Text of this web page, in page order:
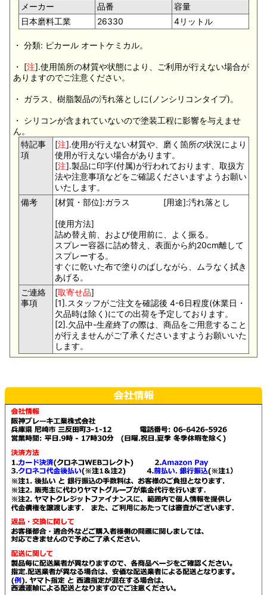
メーカー
品番
容量
日本磨料工業
26330 4リットル
・ 分類: ピカール オートケミカル。
・ [注].使用箇所の材質や状態により、ご利用が行えない場合が
ありますのでご注意ください。
・ ガラス、樹脂製品の汚れ落としに(ノンシリコンタイプ)。
・ シリコンが含まれていないので塗装工程に影響を与えませ
ん。
特記事
項
[注].使用が行えない材質や、磨く箇所の状況により
使用が行えない場合があります。
[注].製品に印字(付属)が行われております、取扱方
法や注意事項などをご確認くださいますようお願い
いたします。
備考
[材質・部位]:ガラス [用途]:汚れ落とし
[使用方法]
詰め替え前、および使用前に、よく振る。
スプレー容器に詰め替え、表面から約20cm離して
スプレーする。
すぐに乾いた布で塗りのばしながら、ムラなく拭き
あげる。
ご連絡
事項
[取寄せ品]
[1].スタッフがご注文を確認後 4-6日程度(休業日・
欠品時は除く)にての出荷を予定しております。
[2].欠品中-生産終了の際は、商品をご用意すること
が行えませんがご了承くださいますようお願いいた
します。